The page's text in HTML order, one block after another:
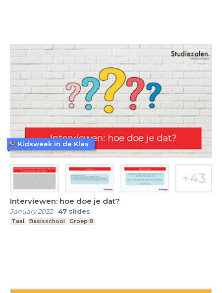
Interviewen: hoe doe je dat?
January 2022- 47 slides
Taal Basisschool Groep 8
Kidsweek in de Klas